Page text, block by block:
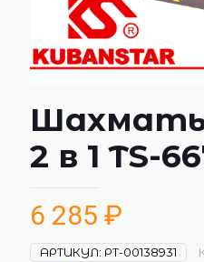
2 в 1 TS-
6 285 ₽
АРТИКУЛ: РТ-00138931